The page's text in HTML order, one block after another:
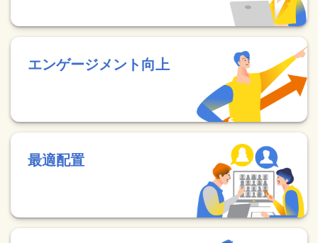
エンゲージメント向上
最適配置